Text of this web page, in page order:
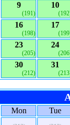
9
(191)
10
16
(198)
17
23
(205)
24
30
(212)
31
Mon Tue